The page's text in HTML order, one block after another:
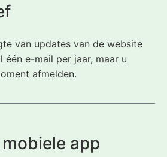
van updates van de website
één e-mail per jaar, maar u
afmelden.
app